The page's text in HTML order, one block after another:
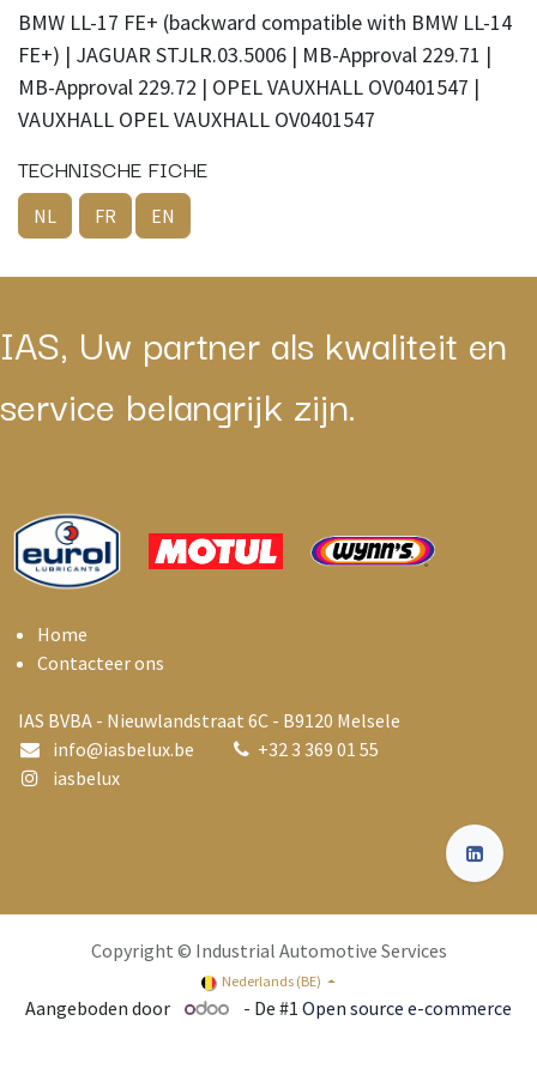
BMW LL-17 FE+ (backward compatible with BMW LL-14
FE+) | JAGUAR STJLR.03.5006 | MB-Approval 229.71 |
MB-Approval 229.72 | OPEL VAUXHALL OV0401547 |
VAUXHALL OPEL VAUXHALL OV0401547
TECHNISCHE FICHE
NL FR EN
IAS, Uw partner als kwaliteit en
service belangrijk zijn.
Home
Contacteer ons
IAS BVBA - Nieuwlandstraat 6C - B9120 Melsele
info@iasbelux.be +32 3 369 01 55
iasbelux
Copyright © Industrial Automotive Services
Nederlands (BE)
Aangeboden door - De #1 Open source e-commerce